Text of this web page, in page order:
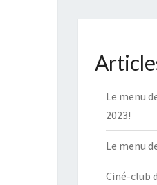
Le menu
2023!
Le menu
Ciné-club